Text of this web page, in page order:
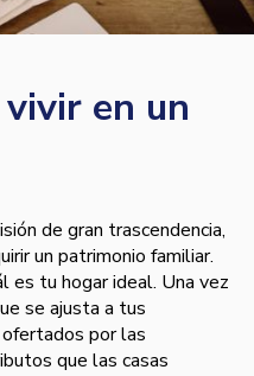
en un
de gran trascendencia,
un patrimonio familiar.
es tu hogar ideal. Una vez
se ajusta a tus
por las
que las casas